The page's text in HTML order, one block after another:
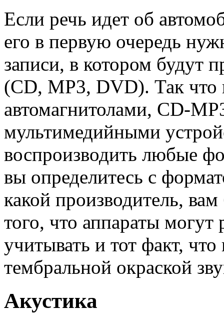
Если речь идет об
его в первую очередь
записи, в котором будут
(CD, MP3, DVD). Так что
автомагнитолами, CD-
мультимедийными
воспроизводить любые
вы определитесь с
какой производитель,
того, что аппараты
учитывать и тот факт,
тембральной окраской
Акустика